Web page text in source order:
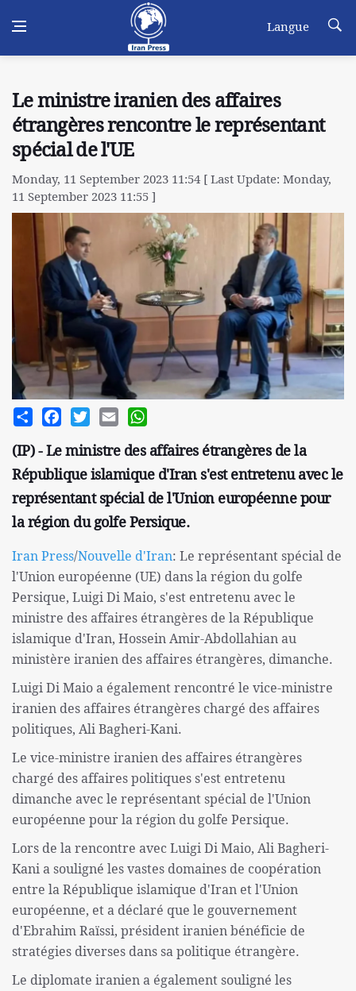
Langue
Le ministre iranien des affaires
étrangères rencontre le représentant
spécial de l'UE
Monday, 11 September 2023 11:54 [ Last Update: Monday,
11 September 2023 11:55 ]
Share FacebookTwitterEmail
(IP) - Le ministre des affaires étrangères de la
République islamique d'Iran s'est entretenu avec le
représentant spécial de l'Union européenne pour
la région du golfe Persique.
Iran Press/Nouvelle d'Iran: Le représentant spécial de
l'Union européenne (UE) dans la région du golfe
Persique, Luigi Di Maio, s'est entretenu avec le
ministre des affaires étrangères de la République
islamique d'Iran, Hossein Amir-Abdollahian au
ministère iranien des affaires étrangères, dimanche.
Luigi Di Maio a également rencontré le vice-ministre
iranien des affaires étrangères chargé des affaires
politiques, Ali Bagheri-Kani.
Le vice-ministre iranien des affaires étrangères
chargé des affaires politiques s'est entretenu
dimanche avec le représentant spécial de l'Union
européenne pour la région du golfe Persique.
Lors de la rencontre avec Luigi Di Maio, Ali Bagheri-
Kani a souligné les vastes domaines de coopération
entre la République islamique d'Iran et l'Union
européenne, et a déclaré que le gouvernement
d'Ebrahim Raïssi, président iranien bénéficie de
stratégies diverses dans sa politique étrangère.
Le diplomate iranien a également souligné les